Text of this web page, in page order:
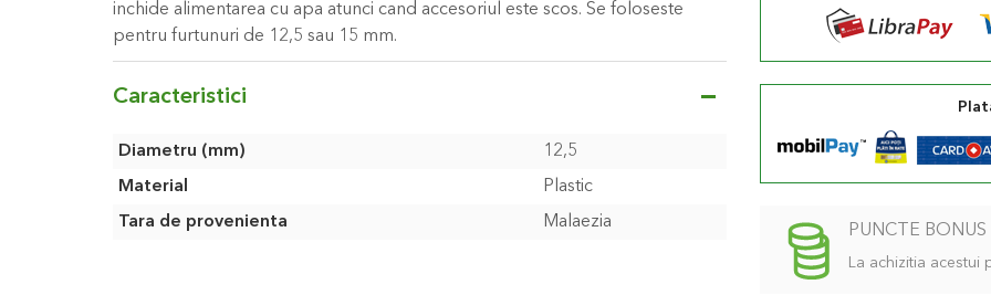
PUNCTE BONUS
La achizitia acestui
inchide alimentarea cu apa atunci cand accesoriul este scos. Se foloseste
pentru furtunuri de 12,5 sau 15 mm.
Caracteristici
Caracteristici
Diametru (mm)
12,5
Material
Plastic
Tara de provenienta
Malaezia